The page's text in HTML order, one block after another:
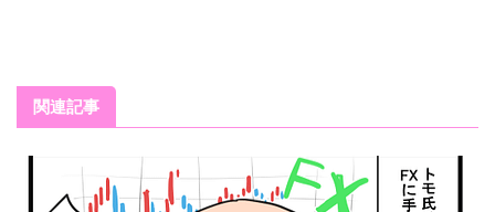
関連記事